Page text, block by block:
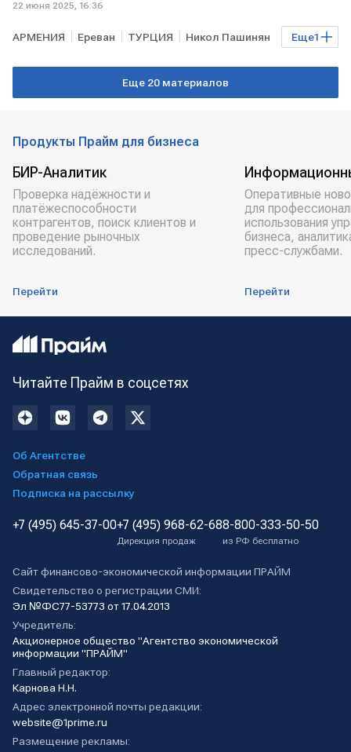
22 июня 2025, 16:36
Еще1
АРМЕНИЯ Ереван ТУРЦИЯ Никол Пашинян
Ташир
Еще 20 материалов
Продукты Прайм для бизнеса
БИР-Аналитик
Проверка надёжности и
платёжеспособности
контрагентов, поиск клиентов и
проведение рыночных
исследований.
Перейти
Оперативные
для
использования
бизнеса,
пресс-службами.
Перейти
Читайте Прайм в соцсетях
Об Агентстве
Обратная связь
Подписка на рассылку
+7 (495) 645-37-00+7 (495) 968-62-68
Дирекция продаж
8-800-333-50-50
из РФ бесплатно
Сайт финансово-экономической информации ПРАЙМ
Свидетельство о регистрации СМИ:
Эл №ФС77-53773 от 17.04.2013
Учредитель:
Акционерное общество "Агентство экономической
информации "ПРАЙМ"
Главный редактор:
Карнова Н.Н.
Адрес электронной почты редакции:
website@1prime.ru
Размещение рекламы: